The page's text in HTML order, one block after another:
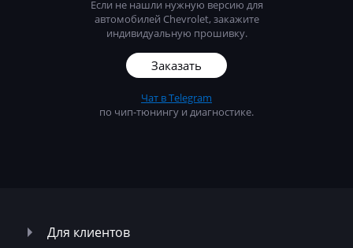
Zotye
Если не нашли нужную версию для
автомобилей Chevrolet, закажите
индивидуальную прошивку.
Заказать
Чат в Telegram
по чип-тюнингу и диагностике.
Для клиентов